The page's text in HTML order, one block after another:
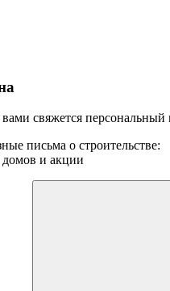
свяжется
письма о строительстве:
домов и акции